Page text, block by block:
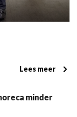
Lees meer
minder